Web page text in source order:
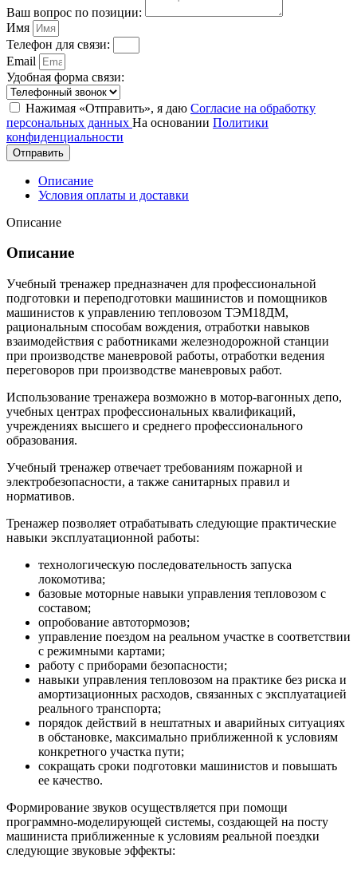
Ваш вопрос по позиции:
Имя
Телефон для связи:
Email
Удобная форма связи:
Нажимая «Отправить», я даю Согласие на обработку
персональных данных На основании Политики
конфиденциальности
Отправить
Описание
Условия оплаты и доставки
Описание
Описание
Учебный тренажер предназначен для профессиональной
подготовки и переподготовки машинистов и помощников
машинистов к управлению тепловозом ТЭМ18ДМ,
рациональным способам вождения, отработки навыков
взаимодействия с работниками железнодорожной станции
при производстве маневровой работы, отработки ведения
переговоров при производстве маневровых работ.
Использование тренажера возможно в мотор-вагонных депо,
учебных центрах профессиональных квалификаций,
учреждениях высшего и среднего профессионального
образования.
Учебный тренажер отвечает требованиям пожарной и
электробезопасности, а также санитарных правил и
нормативов.
Тренажер позволяет отрабатывать следующие практические
навыки эксплуатационной работы:
технологическую последовательность запуска
локомотива;
базовые моторные навыки управления тепловозом с
составом;
опробование автотормозов;
управление поездом на реальном участке в соответствии
с режимными картами;
работу с приборами безопасности;
навыки управления тепловозом на практике без риска и
амортизационных расходов, связанных с эксплуатацией
реального транспорта;
порядок действий в нештатных и аварийных ситуациях
в обстановке, максимально приближенной к условиям
конкретного участка пути;
сокращать сроки подготовки машинистов и повышать
ее качество.
Формирование звуков осуществляется при помощи
программно-моделирующей системы, создающей на посту
машиниста приближенные к условиям реальной поездки
следующие звуковые эффекты: